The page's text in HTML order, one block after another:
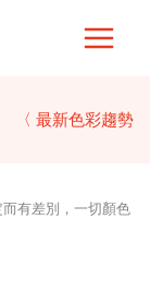
〈 最新色彩趨勢
有差別，一切顏色